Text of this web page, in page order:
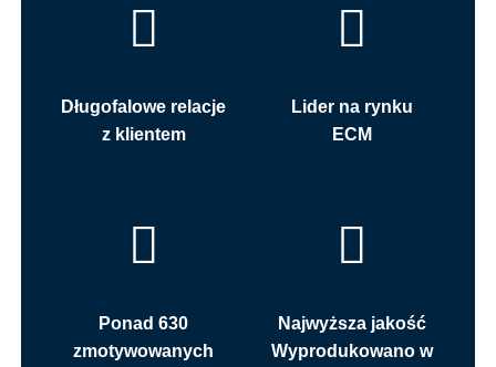
Długofalowe relacje
z klientem
Lider na rynku
ECM
Ponad 630
zmotywowanych
Najwyższa jakość
Wyprodukowano w